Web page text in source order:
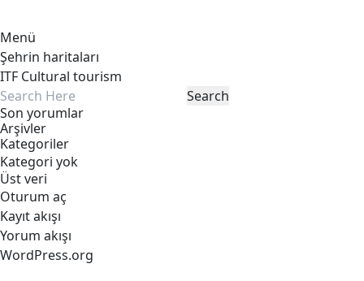
Menü
Şehrin haritaları
ITF Cultural tourism
Son yorumlar
Arşivler
Kategoriler
Kategori yok
Üst veri
Oturum aç
Kayıt akışı
Yorum akışı
WordPress.org